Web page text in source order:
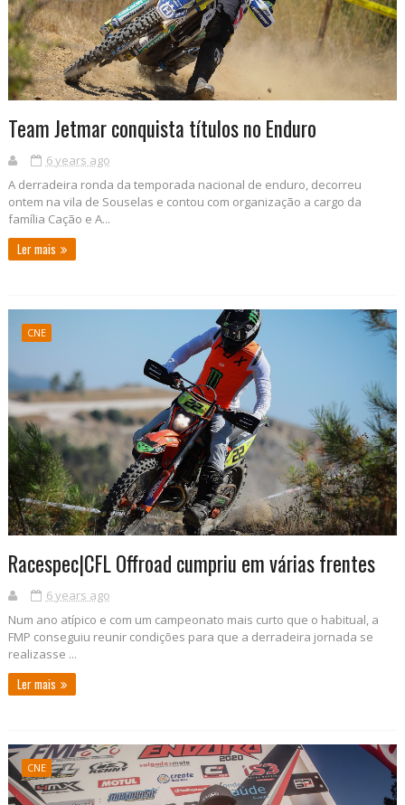
Team Jetmar conquista títulos no Enduro
6 years ago
A derradeira ronda da temporada nacional de enduro, decorreu
ontem na vila de Souselas e contou com organização a cargo da
família Cação e A...
Ler mais
CNE
Racespec|CFL Offroad cumpriu em várias frentes
6 years ago
Num ano atípico e com um campeonato mais curto que o habitual, a
FMP conseguiu reunir condições para que a derradeira jornada se
realizasse ...
Ler mais
CNE